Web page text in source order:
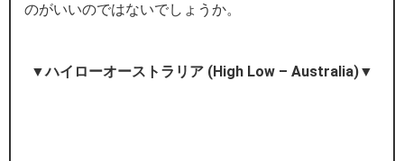
のがいいのではないでしょうか。
▼ハイローオーストラリア (High Low – Australia)▼